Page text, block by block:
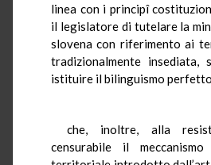
linea con i principî
il legislatore di tutelare la
slovena con riferimento ai
tradizionalmente insediata,
istituire il bilinguismo
che, inoltre, alla
censurabile il